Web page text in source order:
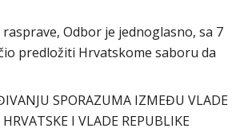
Odbor je jednoglasno, sa 7
predložiti Hrvatskome saboru da
SPORAZUMA IZMEĐU VLADE
I VLADE REPUBLIKE